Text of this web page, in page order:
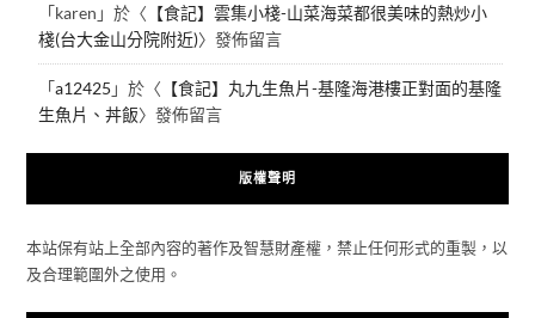
「karen 」於〈 【食記】雲集小棧-山菜海菜都很美味的熱炒小
棧(台大金山分院附近)〉發佈留言
「a12425 」於〈 【食記】丸九生魚片-基隆海港樓正對面的基隆
生魚片、丼飯〉發佈留言
版權聲明
本站保有站上全部內容的著作及智慧財產權，禁止任何形式的重製，以
及合理範圍外之使用。